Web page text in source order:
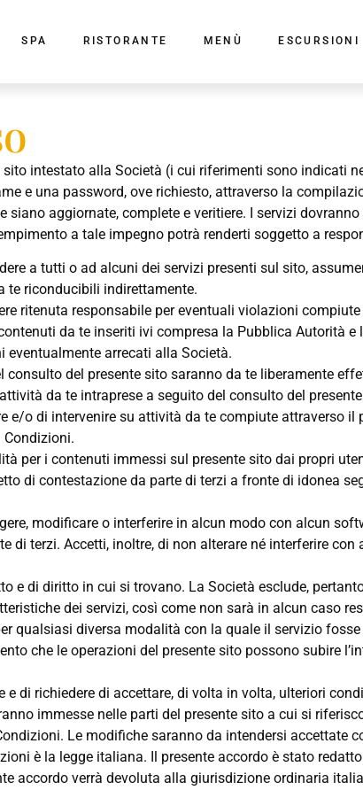
SPA RISTORANTE MENÙ ESCURSIONI
intestato alla Società (i cui riferimenti sono indicati
e una password, ove richiesto, attraverso la
aggiornate, complete e veritiere. I servizi
a tale impegno potrà renderti soggetto a
a tutti o ad alcuni dei servizi presenti sul sito,
te riconducibili indirettamente.
ritenuta responsabile per eventuali violazioni
da te inseriti ivi compresa la Pubblica Autorità
arrecati alla Società.
consulto del presente sito saranno da te liberamente
da te intraprese a seguito del consulto del
e/o di intervenire su attività da te compiute attraverso
per i contenuti immessi sul presente sito dai propri
di contestazione da parte di terzi a fronte di idonea
modificare o interferire in alcun modo con alcun
di terzi. Accetti, inoltre, di non alterare né interferire
e di diritto in cui si trovano. La Società esclude,
dei servizi, così come non sarà in alcun caso
qualsiasi diversa modalità con la quale il servizio
che le operazioni del presente sito possono subire
e di richiedere di accettare, di volta in volta, ulteriori
immesse nelle parti del presente sito a cui si
Le modifiche saranno da intendersi accettate
è la legge italiana. Il presente accordo è stato
accordo verrà devoluta alla giurisdizione ordinaria